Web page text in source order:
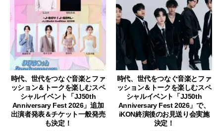
時代、世代をつなぐ音楽とファ
ッション＆トークを楽しむスペ
シャルイベント「JJ50th
Anniversary Fest 2026」追加
出演者発表＆チケット一般発売
も決定！
時代、世代をつなぐ音楽とファ
ッション＆トークを楽しむスペ
シャルイベント「JJ50th
Anniversary Fest 2026」で、
iKON終演後のお見送り会実施
決定！